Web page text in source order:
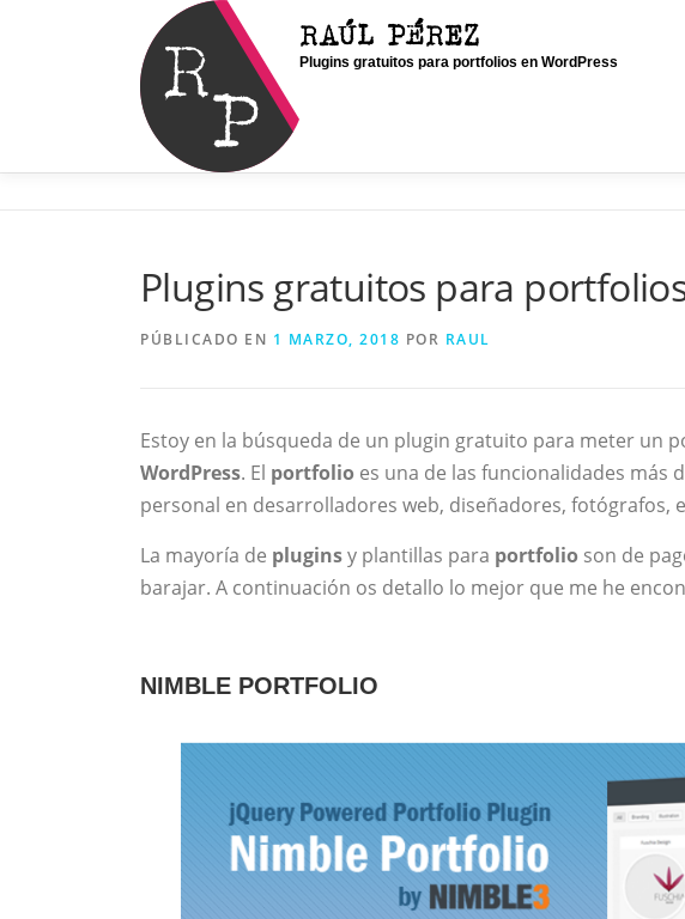
RAÚL PÉREZ
Plugins gratuitos para portfolios en WordPress
Plugins gratuitos para
PÚBLICADO EN 1 MARZO, 2018 POR RAUL
Estoy en la búsqueda de un plugin gratuito para meter un
WordPress. El portfolio es una de las funcionalidades más
personal en desarrolladores web, diseñadores, fotógrafos,
La mayoría de pluginsy plantillas para portfolio son de
barajar. A continuación os detallo lo mejor que me he
NIMBLE PORTFOLIO